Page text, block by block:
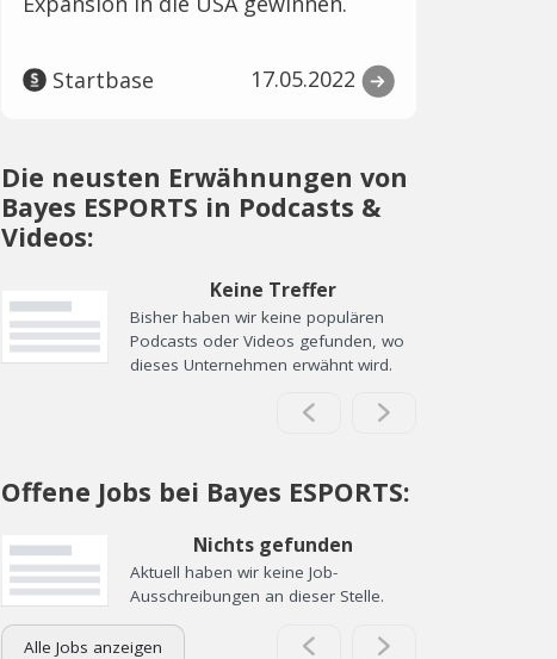
Startbase 17.05.2022
Die neusten Erwähnungen von
Bayes ESPORTS in Podcasts &
Videos:
Keine Treffer
Bisher haben wir keine populären
Podcasts oder Videos gefunden, wo
dieses Unternehmen erwähnt wird.
Offene Jobs bei Bayes ESPORTS:
Nichts gefunden
Aktuell haben wir keine Job-
Ausschreibungen an dieser Stelle.
Alle Jobs anzeigen